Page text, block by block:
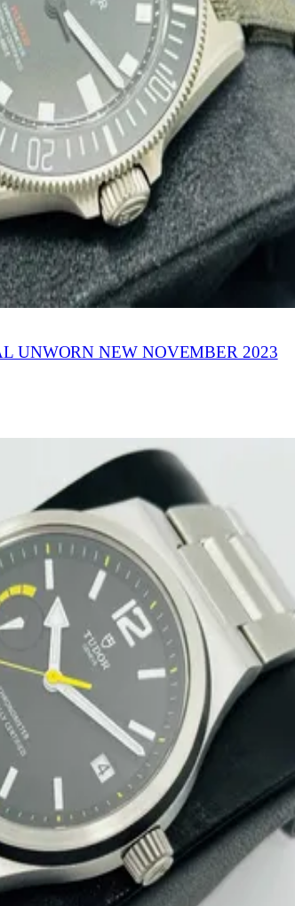
UNWORN NEW NOVEMBER 2023